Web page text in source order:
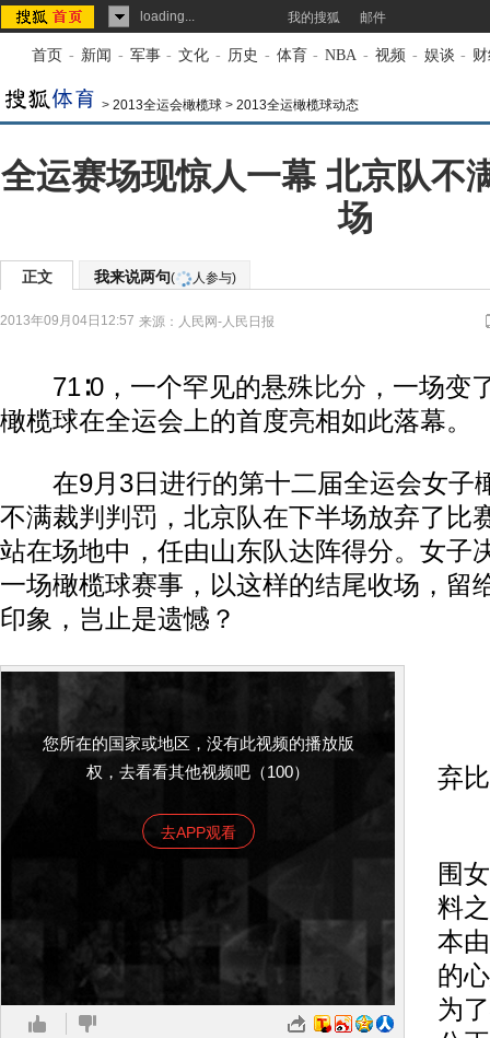
loading... 我的搜狐 邮件
首页 - 新闻 - 军事 - 文化 - 历史 - 体育 - NBA - 视频 - 娱谈 -
> 2013全运会橄榄球 > 2013全运橄榄球动态
全运赛场现惊人一幕 北京队不
场
正文 我来说两句( 人参与)
2013年09月04日12:57 来源： 人民网-人民日报
71∶0，一个罕见的悬殊 比分 ，一场变
橄榄球在全运会上的首度亮相如此落幕。
在9月3日进行的第十二届全运会女子
不满裁判判罚，北京队在下半场放弃了比
站在场地中，任由山东队达阵得分。女子
一场橄榄球赛事，以这样的结尾收场，留
印象，岂止是遗憾？
您所在的国家或地区，没有此视频的播放版
权，去看看其他视频吧（100）
去APP观看
弃
围
料
本
的
为